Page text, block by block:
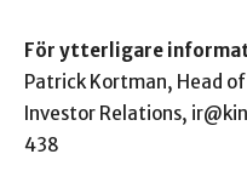
För ytterligare
Patrick Kortman, Head
Investor Relations,
438